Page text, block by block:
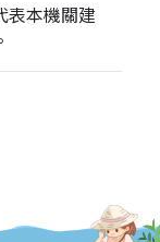
表本機關建